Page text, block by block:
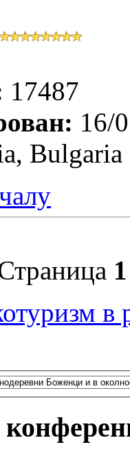
17487
16/
Bulgaria
1
в